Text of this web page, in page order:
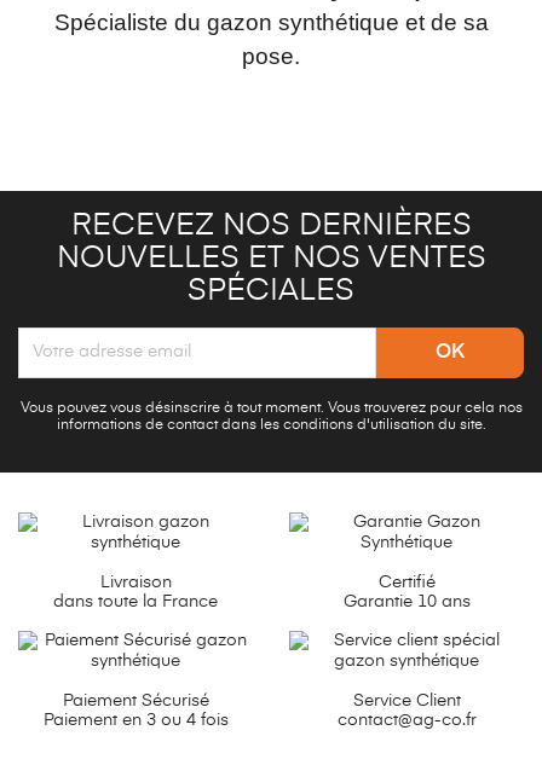
Spécialiste du gazon synthétique et de sa
pose.
RECEVEZ NOS DERNIÈRES
NOUVELLES ET NOS VENTES
SPÉCIALES
Vous pouvez vous désinscrire à tout moment. Vous trouverez pour cela nos
informations de contact dans les conditions d'utilisation du site.
Livraison
dans toute la France
Certifié
Garantie 10 ans
Paiement Sécurisé
Paiement en 3 ou 4 fois
Service Client
contact@ag-co.fr